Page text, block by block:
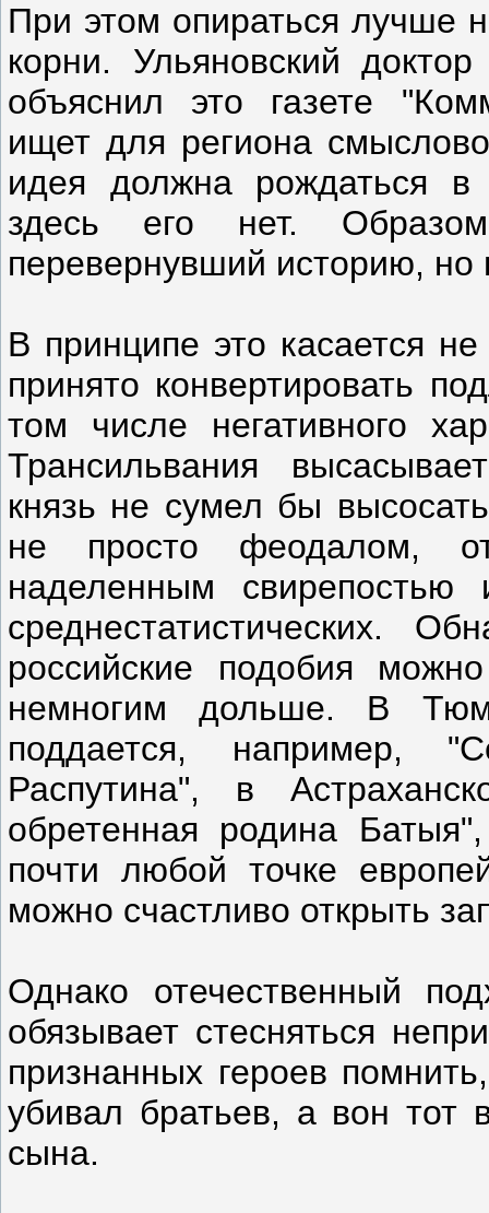
При этом опираться лучше
корни. Ульяновский
объяснил это газете
ищет для региона
идея должна рождаться
здесь его нет.
перевернувший историю, но
В принципе это касается
принято конвертировать
том числе негативного
Трансильвания
князь не сумел бы
не просто феодалом,
наделенным
среднестатистических.
российские подобия
немногим дольше. В
поддается, например,
Распутина", в
обретенная родина
почти любой точке
можно счастливо открыть
Однако отечественный
обязывает стесняться
признанных героев
убивал братьев, а вон тот
сына.